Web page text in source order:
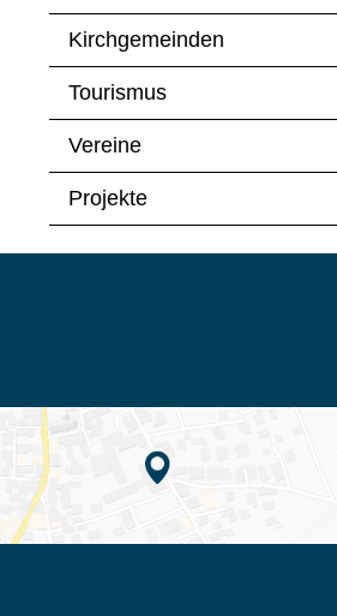
Kirchgemeinden
Tourismus
Vereine
Projekte